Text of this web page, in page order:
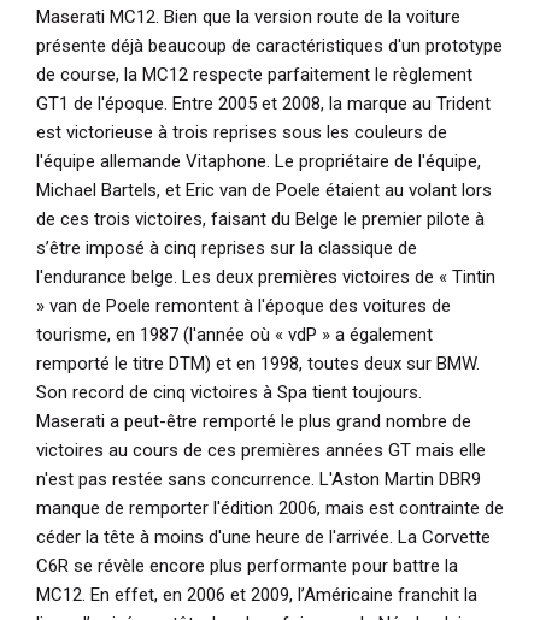
Maserati MC12. Bien que la version route de la voiture
présente déjà beaucoup de caractéristiques d'un prototype
de course, la MC12 respecte parfaitement le règlement
GT1 de l'époque. Entre 2005 et 2008, la marque au Trident
est victorieuse à trois reprises sous les couleurs de
l'équipe allemande Vitaphone. Le propriétaire de l'équipe,
Michael Bartels, et Eric van de Poele étaient au volant lors
de ces trois victoires, faisant du Belge le premier pilote à
s’être imposé à cinq reprises sur la classique de
l'endurance belge. Les deux premières victoires de « Tintin
» van de Poele remontent à l'époque des voitures de
tourisme, en 1987 (l'année où « vdP » a également
remporté le titre DTM) et en 1998, toutes deux sur BMW.
Son record de cinq victoires à Spa tient toujours.
Maserati a peut-être remporté le plus grand nombre de
victoires au cours de ces premières années GT mais elle
n'est pas restée sans concurrence. L'Aston Martin DBR9
manque de remporter l'édition 2006, mais est contrainte de
céder la tête à moins d'une heure de l'arrivée. La Corvette
C6R se révèle encore plus performante pour battre la
MC12. En effet, en 2006 et 2009, l’Américaine franchit la